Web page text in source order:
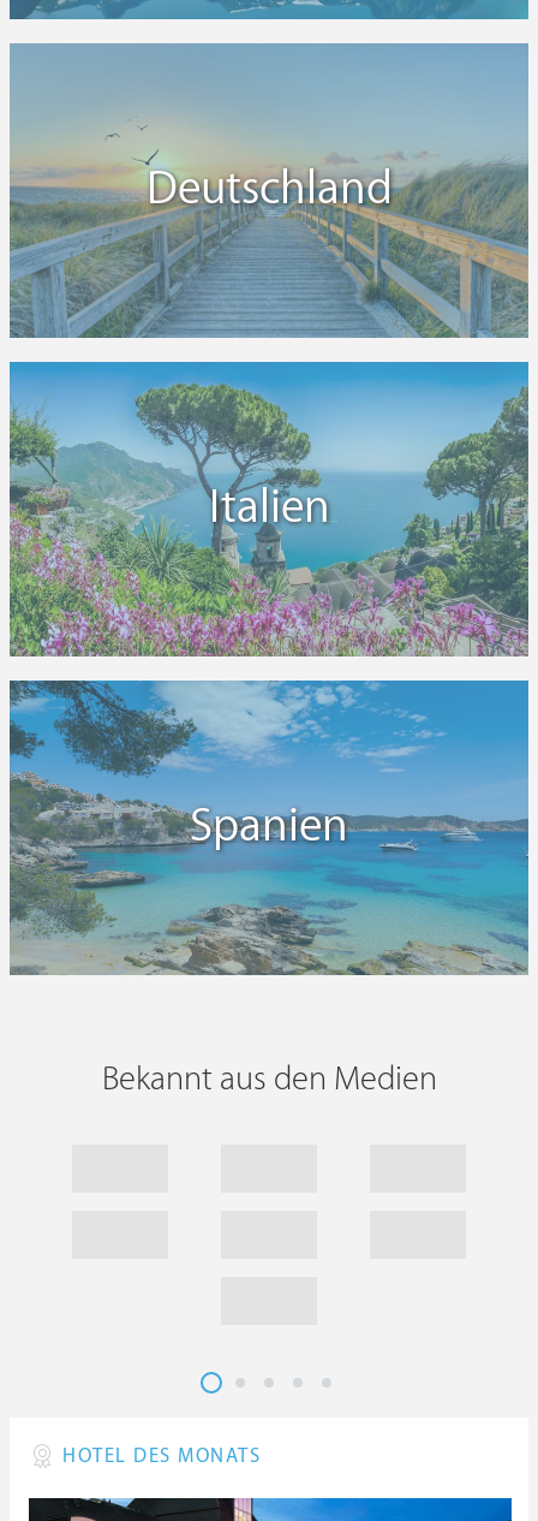
Deutschland
Italien
Spanien
Bekannt aus den Medien
HOTEL DES MONATS